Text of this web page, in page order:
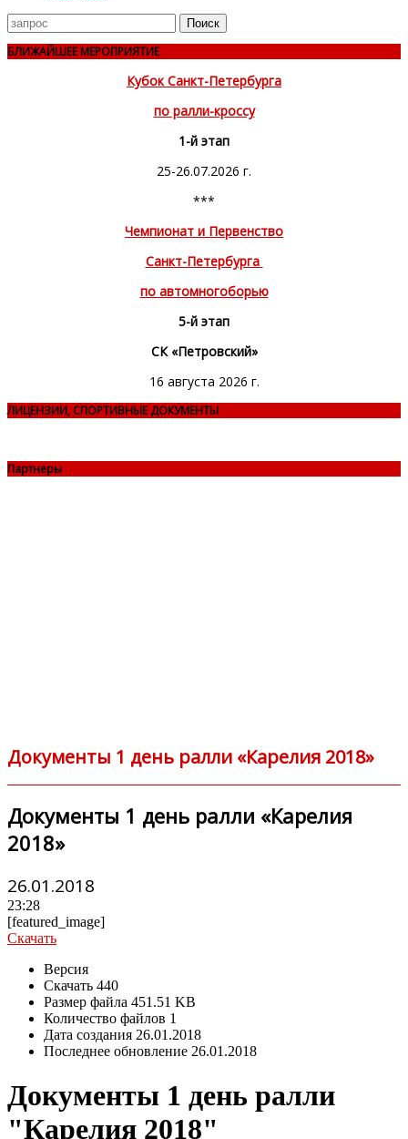
Поиск
для
БЛИЖАЙШЕЕ МЕРОПРИЯТИЕ
Кубок Санкт-Петербурга
по ралли-кроссу
1-й этап
25-26.07.2026 г.
***
Чемпионат и Первенство
Санкт-Петербурга
по автомногоборью
5-й этап
СК «Петровский»
16 августа 2026 г.
ЛИЦЕНЗИИ, СПОРТИВНЫЕ ДОКУМЕНТЫ
Партнеры
Документы 1 день ралли «Карелия 2018»
Документы 1 день ралли «Карелия
2018»
26.01.2018
23:28
[featured_image]
Скачать
Версия
Скачать 440
Размер файла 451.51 KB
Количество файлов 1
Дата создания 26.01.2018
Последнее обновление 26.01.2018
Документы 1 день ралли
"Карелия 2018"